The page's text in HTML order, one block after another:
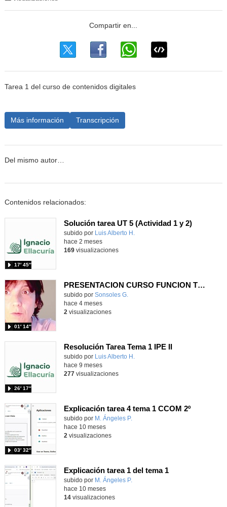
Tarea 1 del curso de contenidos digitales
Más información Transcripción
Del mismo autor…
Contenidos relacionados:
Solución tarea UT 5 (Actividad 1 y 2)
Contenido educativo.
subido por Luis Alberto H.
17′ 45″
hace 2 meses
169visualizaciones
PRESENTACION CURSO FUNCION TUTORIAL
subido por Sonsoles G.
01′ 14″
hace 4 meses
2 visualizaciones
Resolución Tarea Tema 1 IPE II
Contenido educativo.
subido por Luis Alberto H.
26′ 17″
hace 9 meses
277visualizaciones
Explicación tarea 4 tema 1 CCOM 2º
Contenido educativo.
subido por M. Ángeles P.
03′ 32″
hace 10 meses
2 visualizaciones
Explicación tarea 1 del tema 1
Contenido educativo.
subido por M. Ángeles P.
hace 10 meses
14visualizaciones